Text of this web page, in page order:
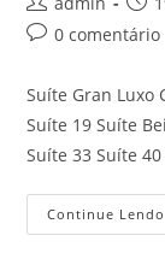
do
Comentários
post:
0 comentário
Suíte Gran Luxo
Suíte 19 Suíte
Suíte 33 Suíte
Continue Lendo